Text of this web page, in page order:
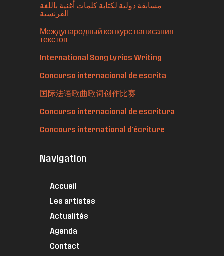
مسابقة دولية لكتابة كلمات أغنية باللغة
الفرنسية
Международный конкурс написания
текстов
International Song Lyrics Writing
Concurso internacional de escrita
国际法语歌曲歌词创作比赛
Concurso internacional de escritura
Concours international d'écriture
Navigation
Accueil
Les artistes
Actualités
Agenda
Contact